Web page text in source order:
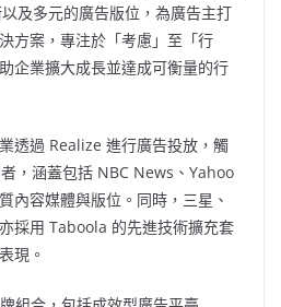
及多元的廣告版位，為廣告主打
方案，專注於「考慮」至「行
企業擴大成長並達成可衡量的行
透過 Realize 進行廣告投放，觸
，涵蓋包括 NBC News、Yahoo
內容媒體與版位。同時，三星、
採用 Taboola 的先進技術擴充套
現。